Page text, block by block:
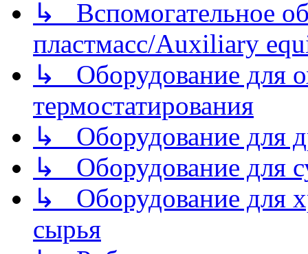
↳ Вспомогательное
пластмасс/Auxiliary
↳ Оборудование для
термостатирования
↳ Оборудование для
↳ Оборудование для
↳ Оборудование для
сырья